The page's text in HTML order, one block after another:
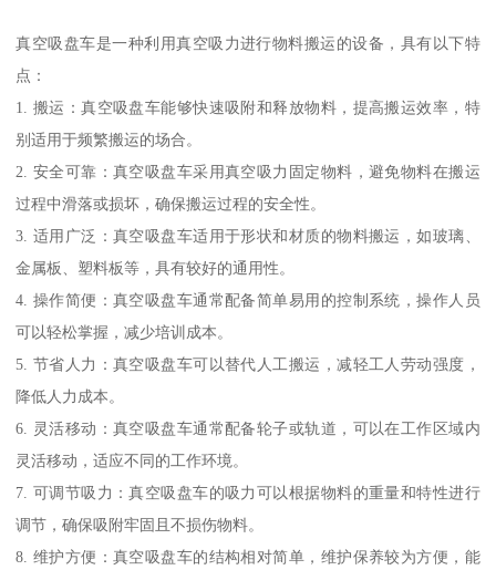
真空吸盘车是一种利用真空吸力进行物料搬运的设备，具有以下特
点：
1. 搬运：真空吸盘车能够快速吸附和释放物料，提高搬运效率，特
别适用于频繁搬运的场合。
2. 安全可靠：真空吸盘车采用真空吸力固定物料，避免物料在搬运
过程中滑落或损坏，确保搬运过程的安全性。
3. 适用广泛：真空吸盘车适用于形状和材质的物料搬运，如玻璃、
金属板、塑料板等，具有较好的通用性。
4. 操作简便：真空吸盘车通常配备简单易用的控制系统，操作人员
可以轻松掌握，减少培训成本。
5. 节省人力：真空吸盘车可以替代人工搬运，减轻工人劳动强度，
降低人力成本。
6. 灵活移动：真空吸盘车通常配备轮子或轨道，可以在工作区域内
灵活移动，适应不同的工作环境。
7. 可调节吸力：真空吸盘车的吸力可以根据物料的重量和特性进行
调节，确保吸附牢固且不损伤物料。
8. 维护方便：真空吸盘车的结构相对简单，维护保养较为方便，能